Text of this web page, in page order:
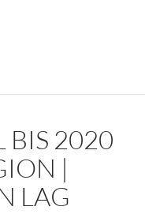
BIS 2020
|
LAG